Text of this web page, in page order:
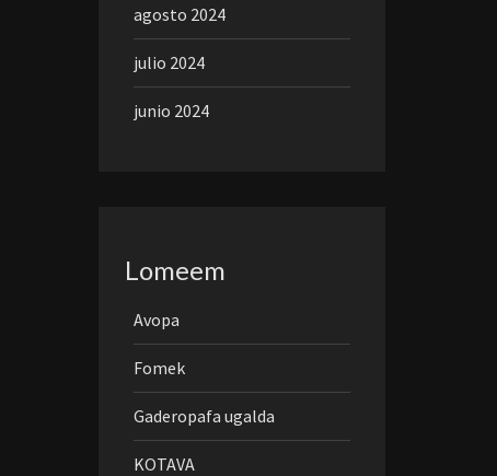
agosto 2024
julio 2024
junio 2024
Lomeem
Avopa
Fomek
Gaderopafa ugalda
KOTAVA